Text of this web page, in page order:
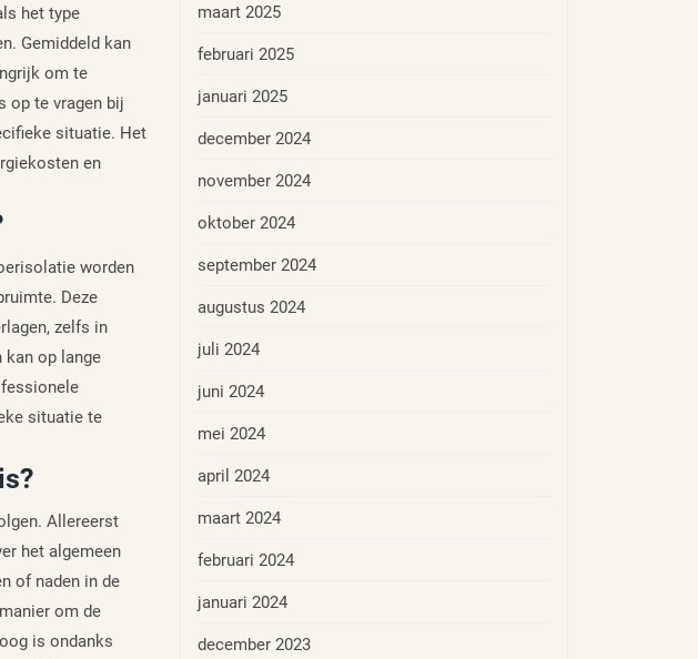
het type
Gemiddeld kan
om te
op te vragen bij
situatie. Het
en
worden
Deze
zelfs in
kan op lange
situatie te
Allereerst
het algemeen
of naden in de
om de
is ondanks
maart 2025
februari 2025
januari 2025
december 2024
november 2024
oktober 2024
september 2024
augustus 2024
juli 2024
juni 2024
mei 2024
april 2024
maart 2024
februari 2024
januari 2024
december 2023